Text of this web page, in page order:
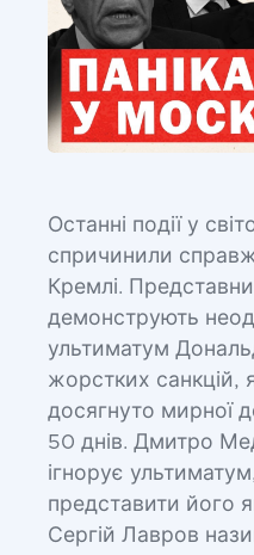
Останні події у
спричинили
Кремлі.
демонструють
ультиматум
жорстких санкцій,
досягнуто мирної
50 днів. Дмитро
ігнорує
представити його
Сергій Лавров